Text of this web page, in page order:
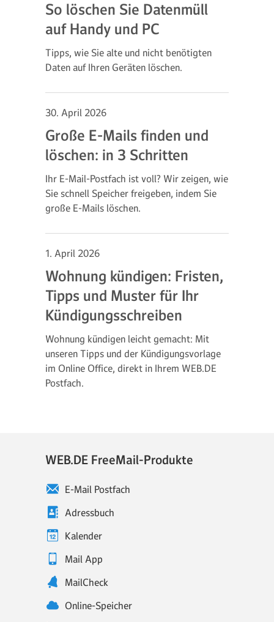
So löschen Sie Datenmüll
auf Handy und PC
Tipps, wie Sie alte und nicht benötigten
Daten auf Ihren Geräten löschen.
30. April 2026
Große E-Mails finden und
löschen: in 3 Schritten
Ihr E-Mail-Postfach ist voll? Wir zeigen, wie
Sie schnell Speicher freigeben, indem Sie
große E-Mails löschen.
1. April 2026
Wohnung kündigen: Fristen,
Tipps und Muster für Ihr
Kündigungsschreiben
Wohnung kündigen leicht gemacht: Mit
unseren Tipps und der Kündigungsvorlage
im Online Office, direkt in Ihrem WEB.DE
Postfach.
WEB.DE FreeMail-Produkte
E-Mail Postfach
Adressbuch
Kalender
Mail App
MailCheck
Online-Speicher